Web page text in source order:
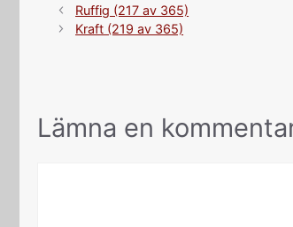
Ruffig (217 av 365)
Kraft (219 av 365)
Lämna en